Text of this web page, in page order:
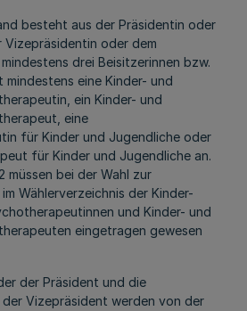
besteht aus der Präsidentin oder
Vizepräsidentin oder dem
drei Beisitzerinnen bzw.
mindestens eine Kinder- und
ein Kinder- und
eine
für Kinder und Jugendliche oder
für Kinder und Jugendliche an.
müssen bei der Wahl zur
Wählerverzeichnis der Kinder-
und Kinder- und
eingetragen gewesen
der Präsident und die
Vizepräsident werden von der